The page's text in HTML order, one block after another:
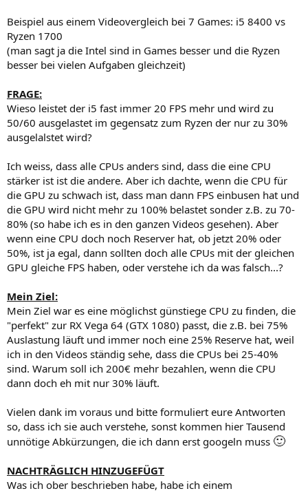
Beispiel aus einem Videovergleich bei 7 Games: i5 8400 vs
Ryzen 1700
(man sagt ja die Intel sind in Games besser und die Ryzen
besser bei vielen Aufgaben gleichzeit)
FRAGE:
Wieso leistet der i5 fast immer 20 FPS mehr und wird zu
50/60 ausgelastet im gegensatz zum Ryzen der nur zu 30%
ausgelalstet wird?
Ich weiss, dass alle CPUs anders sind, dass die eine CPU
stärker ist ist die andere. Aber ich dachte, wenn die CPU für
die GPU zu schwach ist, dass man dann FPS einbusen hat und
die GPU wird nicht mehr zu 100% belastet sonder z.B. zu 70-
80% (so habe ich es in den ganzen Videos gesehen). Aber
wenn eine CPU doch noch Reserver hat, ob jetzt 20% oder
50%, ist ja egal, dann sollten doch alle CPUs mit der gleichen
GPU gleiche FPS haben, oder verstehe ich da was falsch...?
Mein Ziel:
Mein Ziel war es eine möglichst günstiege CPU zu finden, die
"perfekt" zur RX Vega 64 (GTX 1080) passt, die z.B. bei 75%
Auslastung läuft und immer noch eine 25% Reserve hat, weil
ich in den Videos ständig sehe, dass die CPUs bei 25-40%
sind. Warum soll ich 200€ mehr bezahlen, wenn die CPU
dann doch eh mit nur 30% läuft.
Vielen dank im voraus und bitte formuliert eure Antworten
so, dass ich sie auch verstehe, sonst kommen hier Tausend
unnötige Abkürzungen, die ich dann erst googeln muss 🙂
NACHTRÄGLICH HINZUGEFÜGT
Was ich ober beschrieben habe, habe ich einem